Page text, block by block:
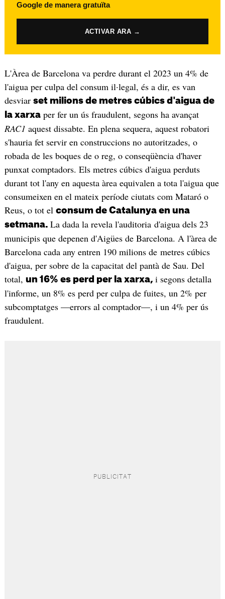
Google de manera gratuïta
ACTIVAR ARA →
L'Àrea de Barcelona va perdre durant el 2023 un 4% de
l'aigua per culpa del consum il·legal, és a dir, es van
desviar set milions de metres cúbics d'aigua de
la xarxaper fer un ús fraudulent, segons ha avançat
RAC1 aquest dissabte. En plena sequera, aquest robatori
s'hauria fet servir en construccions no autoritzades, o
robada de les boques de o reg, o conseqüència d'haver
punxat comptadors. Els metres cúbics d'aigua perduts
durant tot l'any en aquesta àrea equivalen a tota l'aigua que
consumeixen en el mateix període ciutats com Mataró o
Reus, o tot el consum de Catalunya en una
setmana. La dada la revela l'auditoria d'aigua dels 23
municipis que depenen d'Aigües de Barcelona. A l'àrea de
Barcelona cada any entren 190 milions de metres cúbics
d'aigua, per sobre de la capacitat del pantà de Sau. Del
total, un 16% es perd per la xarxa, i segons detalla
l'informe, un 8% es perd per culpa de fuites, un 2% per
subcomptatges —errors al comptador—, i un 4% per ús
fraudulent.